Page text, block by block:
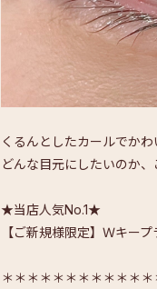
くるんとしたカールでか
どんな目元にしたいのか
★当店人気No.1★
【ご新規様限定】Ｗキ
＊＊＊＊＊＊＊＊＊＊＊